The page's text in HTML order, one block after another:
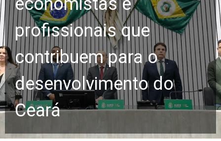
profissionais que
contribuem para o
desenvolvimento do
Ceará